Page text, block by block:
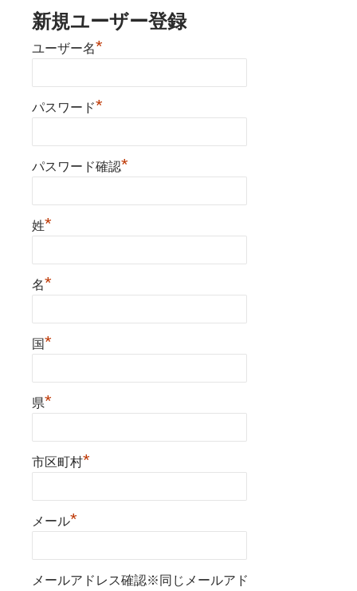
新規ユーザー登録
ユーザー名*
パスワード*
パスワード確認*
姓*
名*
国*
県*
市区町村*
メール*
メールアドレス確認※同じメールアド